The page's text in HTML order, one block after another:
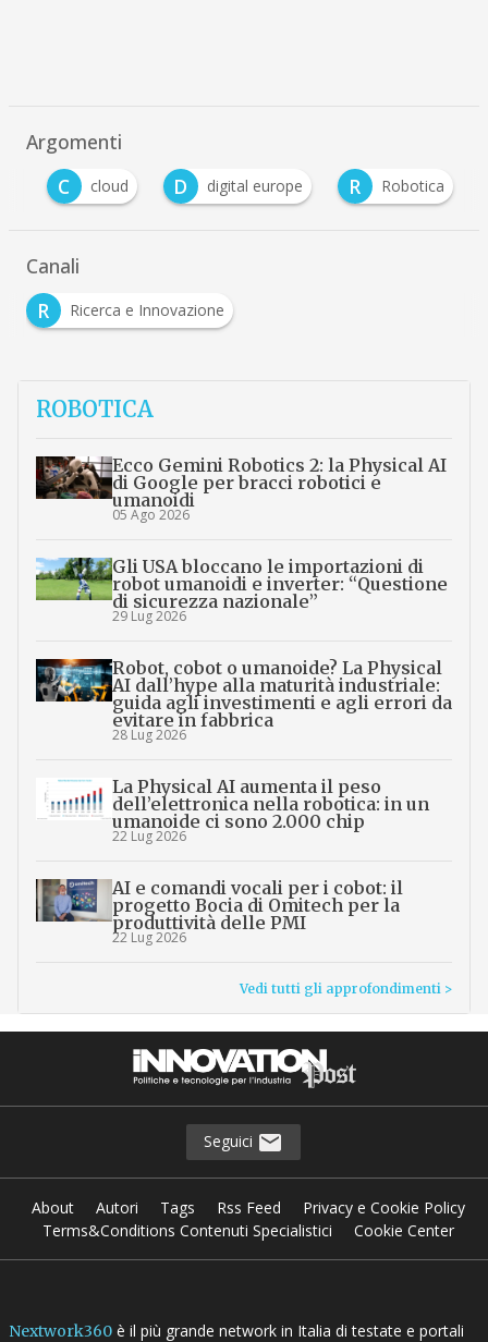
Argomenti
C cloud D digital europe R Robotica
Canali
R
Ricerca e Innovazione
ROBOTICA
Ecco Gemini Robotics 2: la Physical AI
di Google per bracci robotici e
umanoidi
05 Ago 2026
Gli USA bloccano le importazioni di
robot umanoidi e inverter: “Questione
di sicurezza nazionale”
29 Lug 2026
Robot, cobot o umanoide? La Physical
AI dall’hype alla maturità industriale:
guida agli investimenti e agli errori da
evitare in fabbrica
28 Lug 2026
La Physical AI aumenta il peso
dell’elettronica nella robotica: in un
umanoide ci sono 2.000 chip
22 Lug 2026
AI e comandi vocali per i cobot: il
progetto Bocia di Omitech per la
produttività delle PMI
22 Lug 2026
Vedi tutti gli approfondimenti >
Seguici
About Autori Tags Rss Feed
Privacy e Cookie Policy
Terms&Conditions Contenuti Specialistici
Cookie Center
Nextwork360è il più grande network in Italia di testate e portali